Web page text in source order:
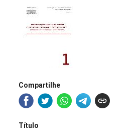
Compartilhe
Título